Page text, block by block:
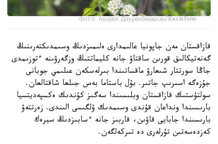
Фото: Ақерке Дәуренбекқызы/Kazinform
قازاقستان مەن جاپونيا عالىمدارى ەلىمىزدىڭ وسىمدىكتەرىنىڭ
گەنەتيكالىق قورىن ساقتاۋ جانە كليماتتىڭ وزگەرۋىنە ءتوزىمدى
جاڭا سورتتار شىعارۋ ماقساتىندا بىرلەسكەن عىلىمي جوبانى
جۇزەگە اسىرىپ جاتىر. بۇل باستاما بەس جىلعا شاقتالعان.
سولتۇستىك قازاقستان وبلىسىندا سەگىز كۇندىك ەكسپەديتسيا
بارىسىندا ونداعان قۇندى وسىمدىك ۇلگىسى الىندى. زەرتتەۋ
بارىسىندا جابايى قاۋىن، قاربىز جانە ءسابىزدىڭ سيرەك
كەزدەسەتىن تۇرلەرى دە تىركەلگەن.